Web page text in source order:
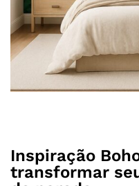
Inspiração
transformar